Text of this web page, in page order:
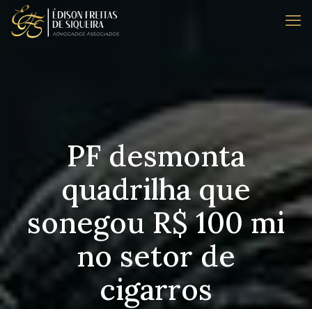
PF desmonta
quadrilha que
sonegou R$ 100 mi
no setor de
cigarros